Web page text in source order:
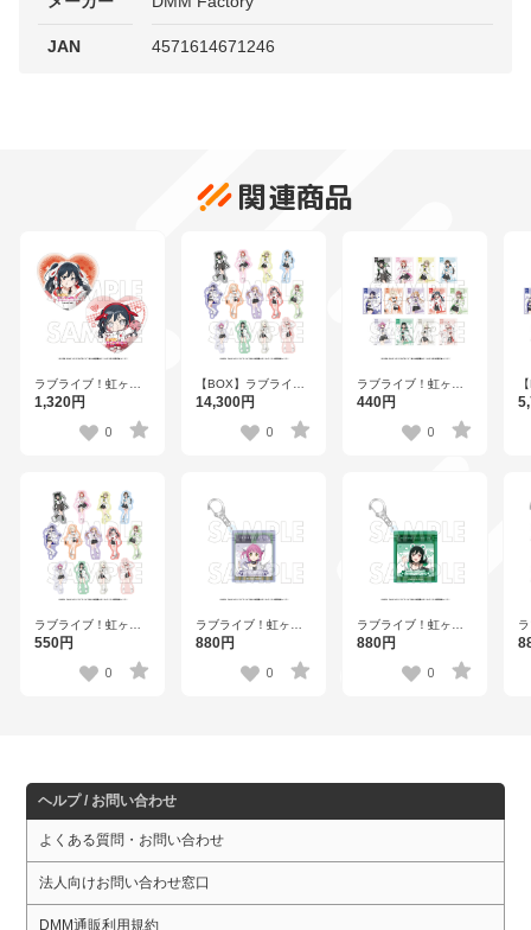
JAN 4571614671246
関連商品
ラブライブ！虹ヶ咲
学園スクールアイド
バッジセット 優木せ
つ菜【R1 2510】
1,320円
0
【BOX】ラブライ
ブ！虹ヶ咲学園スク
トレーディングステ
ッカー【R1 2510】
14,300円
0
ラブライブ！虹ヶ咲
学園スクールアイド
ングブロマイド【R1
2510】全13種
440円
0
ラブライブ！虹ヶ咲
学園スクールアイド
ングステッカー【R1
2510】全26種
550円
0
ラブライブ！虹ヶ咲
学園スクールアイド
ーホルダー 天王寺璃
奈【R1 2510】
880円
0
ラブライブ！虹ヶ咲
学園スクールアイド
ーホルダー 三船栞子
【R1 2510】
880円
0
ヘルプ / お問い合わせ
よくある質問・お問い合わせ
法人向けお問い合わせ窓口
DMM通販利用規約